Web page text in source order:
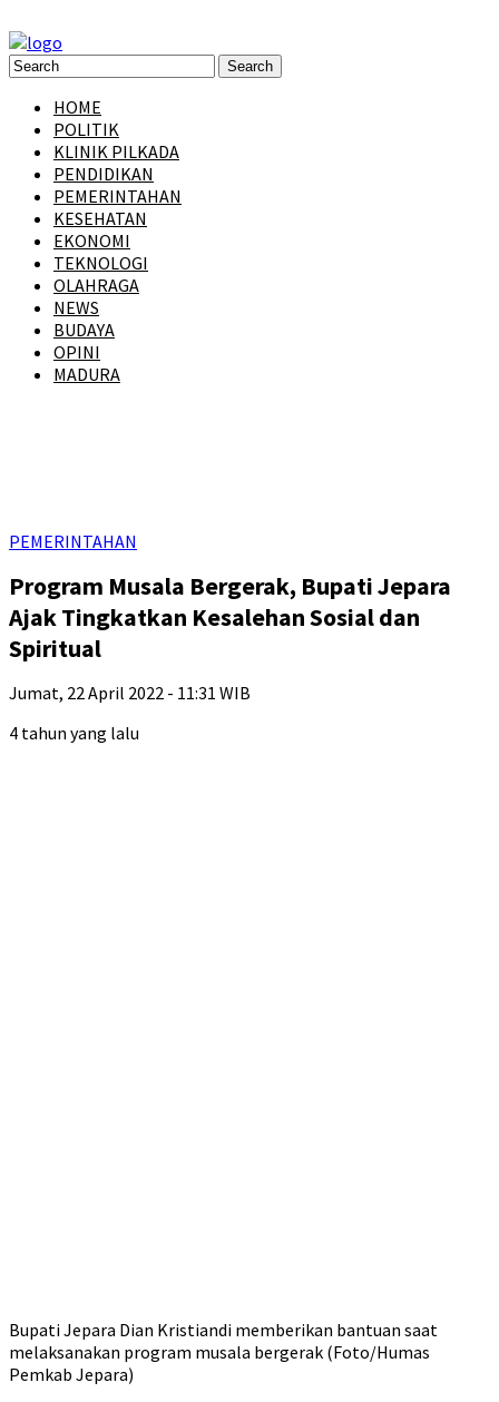
HOME
POLITIK
KLINIK PILKADA
PENDIDIKAN
PEMERINTAHAN
KESEHATAN
EKONOMI
TEKNOLOGI
OLAHRAGA
NEWS
BUDAYA
OPINI
MADURA
PEMERINTAHAN
Program Musala Bergerak, Bupati Jepara
Ajak Tingkatkan Kesalehan Sosial dan
Spiritual
Jumat, 22 April 2022 - 11:31 WIB
4 tahun yang lalu
Bupati Jepara Dian Kristiandi memberikan bantuan saat
melaksanakan program musala bergerak (Foto/Humas
Pemkab Jepara)